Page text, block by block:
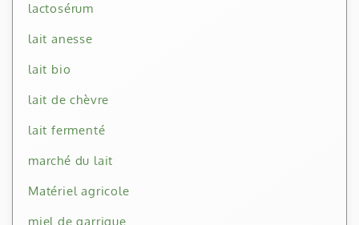
lactosérum
lait anesse
lait bio
lait de chèvre
lait fermenté
marché du lait
Matériel agricole
miel de garrigue